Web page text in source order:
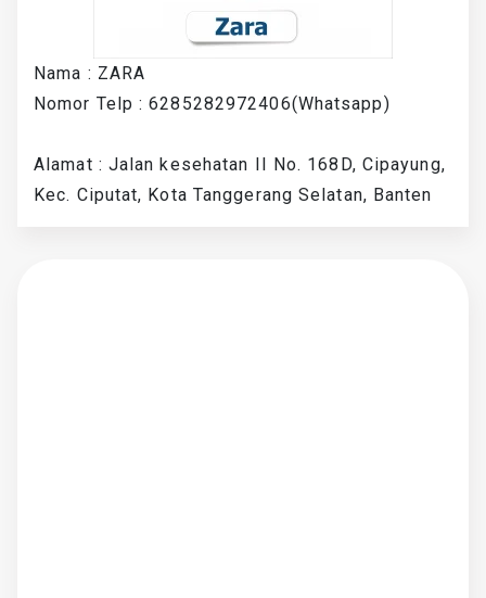
Nama : ZARA
Nomor Telp : 6285282972406(Whatsapp)
Alamat : Jalan kesehatan II No. 168D, Cipayung,
Kec. Ciputat, Kota Tanggerang Selatan, Banten